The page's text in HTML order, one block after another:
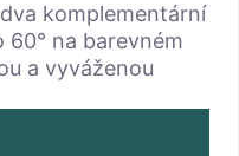
komplementární
60° na barevném
a vyváženou